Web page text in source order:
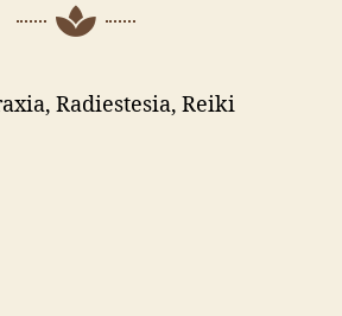
Radiestesia, Reiki